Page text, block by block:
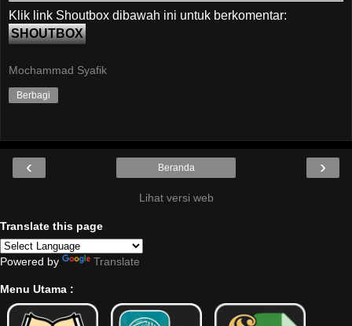
Klik link Shoutbox dibawah ini untuk berkomentar:
SHOUTBOX
Mochammad Syafik
Berbagi
‹ ›
Beranda
Lihat versi web
Translate this page
Powered by Translate
Menu Utama :